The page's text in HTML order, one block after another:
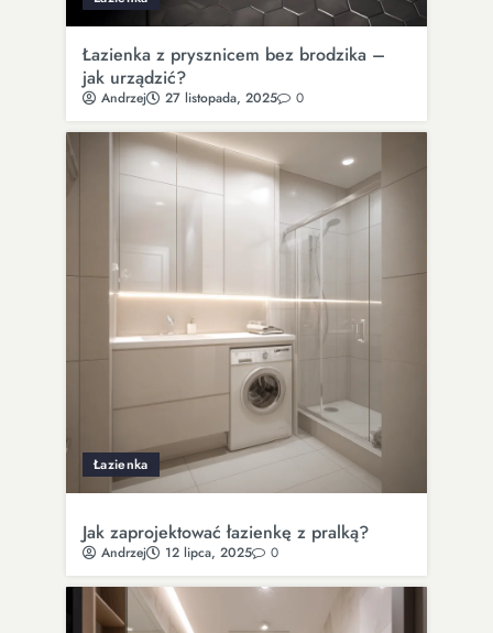
Łazienka z prysznicem bez brodzika –
jak urządzić?
Andrzej 27 listopada, 2025 0
Łazienka
Jak zaprojektować łazienkę z pralką?
Andrzej 12 lipca, 2025 0